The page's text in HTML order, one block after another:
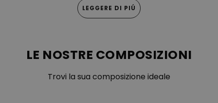
tavolo di 220 x 120 x 75cm.
da mantenere
Il nostro rattan (wicker o polirattan) è un materiale di origine
LEGGERE DI PIÚ
LE NOSTRE COMPOSIZIONI
Trovi la sua composizione ideale